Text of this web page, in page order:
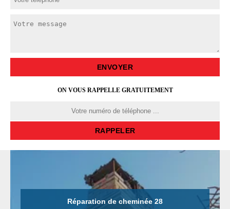
ON VOUS RAPPELLE GRATUITEMENT
Réparation de cheminée 28